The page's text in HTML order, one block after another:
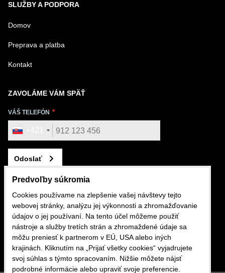
SLUŽBY A PODPORA
Domov
Preprava a platba
Kontakt
ZAVOLÁME VÁM SPÄŤ
VÁŠ TELEFÓN
Odoslať
KONTAKTUJTE NÁS
+421 911 562 282
shop@mdslovakia.sk
Predvoľby súkromia
Cookies používame na zlepšenie vašej návštevy tejto
webovej stránky, analýzu jej výkonnosti a zhromažďovanie
údajov o jej používaní. Na tento účel môžeme použiť
nástroje a služby tretích strán a zhromaždené údaje sa
môžu preniesť k partnerom v EÚ, USA alebo iných
krajinách. Kliknutím na „Prijať všetky cookies“ vyjadrujete
svoj súhlas s týmto spracovaním. Nižšie môžete nájsť
podrobné informácie alebo upraviť svoje preferencie.